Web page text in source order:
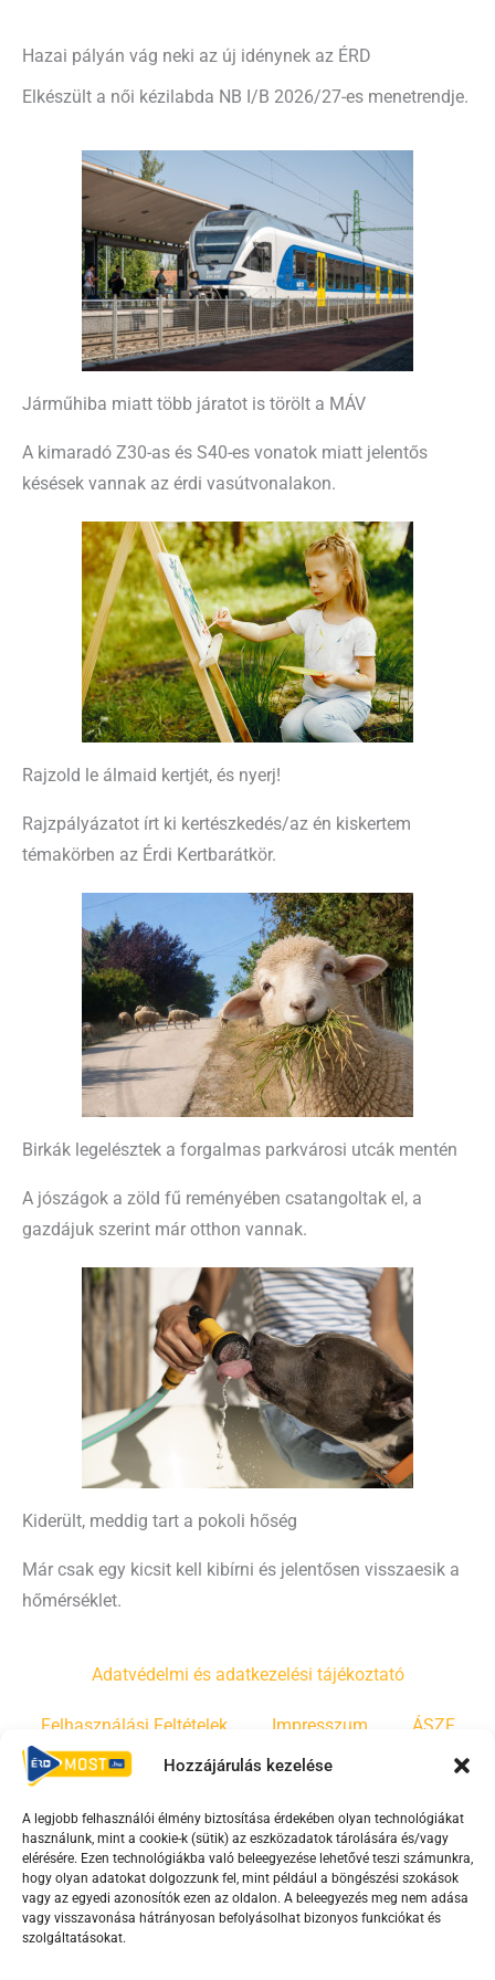
Hozzájárulás kezelése
A legjobb felhasználói élmény biztosítása érdekében olyan technológiákat
használunk, mint a cookie-k (sütik) az eszközadatok tárolására és/vagy
elérésére. Ezen technológiákba való beleegyezése lehetővé teszi számunkra,
hogy olyan adatokat dolgozzunk fel, mint például a böngészési szokások
vagy az egyedi azonosítók ezen az oldalon. A beleegyezés meg nem adása
vagy visszavonása hátrányosan befolyásolhat bizonyos funkciókat és
szolgáltatásokat.
Hazai pályán vág neki az új idénynek az ÉRD
Elkészült a női kézilabda NB I/B 2026/27-es menetrendje.
Járműhiba miatt több járatot is törölt a MÁV
A kimaradó Z30-as és S40-es vonatok miatt jelentős
késések vannak az érdi vasútvonalakon.
Rajzold le álmaid kertjét, és nyerj!
Rajzpályázatot írt ki kertészkedés/az én kiskertem
témakörben az Érdi Kertbarátkör.
Birkák legelésztek a forgalmas parkvárosi utcák mentén
A jószágok a zöld fű reményében csatangoltak el, a
gazdájuk szerint már otthon vannak.
Kiderült, meddig tart a pokoli hőség
Már csak egy kicsit kell kibírni és jelentősen visszaesik a
hőmérséklet.
Adatvédelmi és adatkezelési tájékoztató
Felhasználási Feltételek Impresszum ÁSZF
Irányelvek Moderálási szabályzat
F
a
c
e
Y
o
u
t
T
i
k